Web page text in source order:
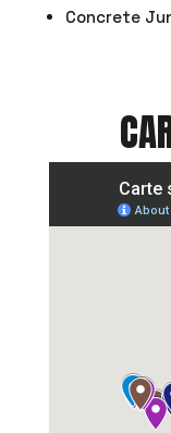
Concrete